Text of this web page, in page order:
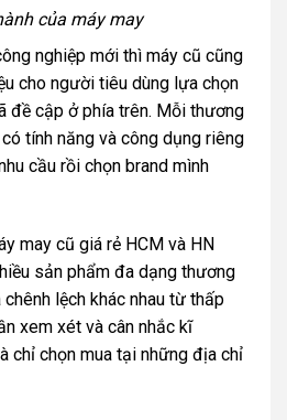
của máy may
nghiệp mới thì máy cũ cũng
cho người tiêu dùng lựa chọn
đề cập ở phía trên. Mỗi thương
tính năng và công dụng riêng
cầu rồi chọn brand mình
may cũ giá rẻ HCM và HN
sản phẩm đa dạng thương
lệch khác nhau từ thấp
xem xét và cân nhắc kĩ
chỉ chọn mua tại những địa chỉ